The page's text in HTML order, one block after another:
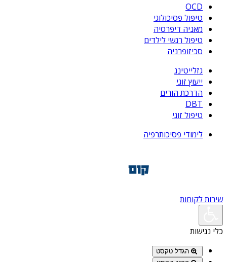
OCD
טיפול פסיכולוגי
מאניה דיפרסיה
טיפול רגשי לילדים
סכיזופרניה
גזלייטינג
ייעוץ זוגי
הדרכת הורים
DBT
טיפול זוגי
לימודי פסיכותרפיה
שירות לקוחות
כלי נגישות
הגדל טקסט